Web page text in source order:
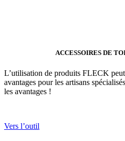
ACCESSOIRES DE
L’utilisation de produits FLECK
avantages pour les artisans
les avantages !
Vers l’outil